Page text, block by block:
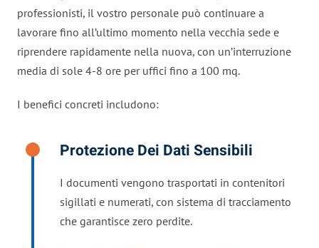
professionisti, il vostro personale può continuare a
lavorare fino all’ultimo momento nella vecchia sede e
riprendere rapidamente nella nuova, con un’interruzione
media di sole 4-8 ore per uffici fino a 100 mq.
I benefici concreti includono:
Protezione Dei Dati Sensibili
I documenti vengono trasportati in contenitori
sigillati e numerati, con sistema di tracciamento
che garantisce zero perdite.